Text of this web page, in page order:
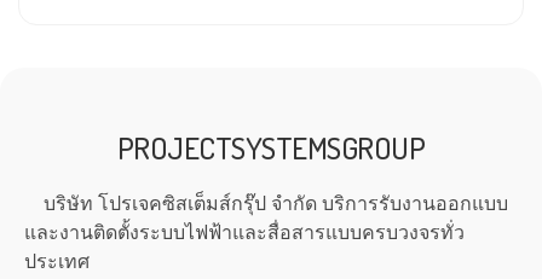
PROJECTSYSTEMSGROUP
บริษัท โปรเจคซิสเต็มส์กรุ๊ป จำกัด บริการรับงานออกแบบ
และงานติดตั้งระบบไฟฟ้าและสื่อสารแบบครบวงจรทั่ว
ประเทศ